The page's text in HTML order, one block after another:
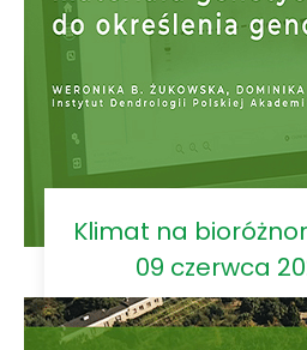
Klimat na
09 czerwca